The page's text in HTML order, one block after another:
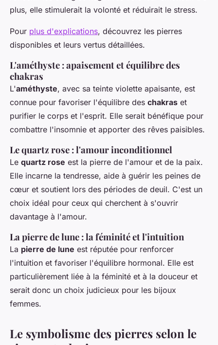
plus, elle stimulerait la volonté et réduirait le stress.
Pour plus d'explications, découvrez les pierres
disponibles et leurs vertus détaillées.
L'améthyste : apaisement et équilibre des
chakras
L'améthyste, avec sa teinte violette apaisante, est
connue pour favoriser l'équilibre des chakras et
purifier le corps et l'esprit. Elle serait bénéfique pour
combattre l'insomnie et apporter des rêves paisibles.
Le quartz rose : l'amour inconditionnel
Le quartz rose est la pierre de l'amour et de la paix.
Elle incarne la tendresse, aide à guérir les peines de
cœur et soutient lors des périodes de deuil. C'est un
choix idéal pour ceux qui cherchent à s'ouvrir
davantage à l'amour.
La pierre de lune : la féminité et l'intuition
La pierre de lune est réputée pour renforcer
l'intuition et favoriser l'équilibre hormonal. Elle est
particulièrement liée à la féminité et à la douceur et
serait donc un choix judicieux pour les bijoux
femmes.
Le symbolisme des pierres selon le